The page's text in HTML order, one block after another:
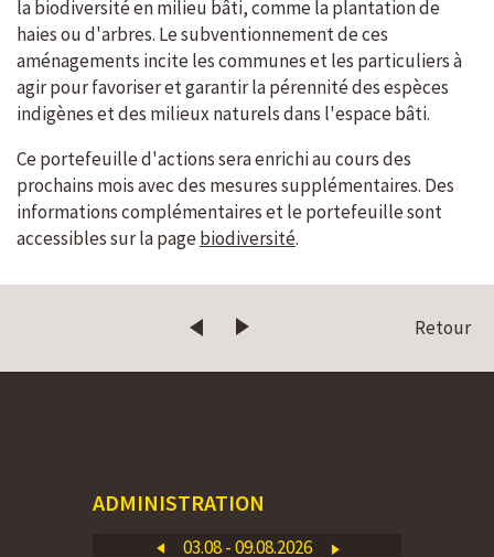
la biodiversité en milieu bâti, comme la plantation de
haies ou d'arbres. Le subventionnement de ces
aménagements incite les communes et les particuliers à
agir pour favoriser et garantir la pérennité des espèces
indigènes et des milieux naturels dans l'espace bâti.
Ce portefeuille d'actions sera enrichi au cours des
prochains mois avec des mesures supplémentaires. Des
informations complémentaires et le portefeuille sont
accessibles sur la pagebiodiversité.
Retour
ADMINISTRATION
03.08 - 09.08.2026